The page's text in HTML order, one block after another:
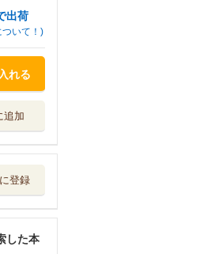
出荷
いて！)
れる
追加
登録
した本
の事件
世界へ
治療が
セン...
ソリュ